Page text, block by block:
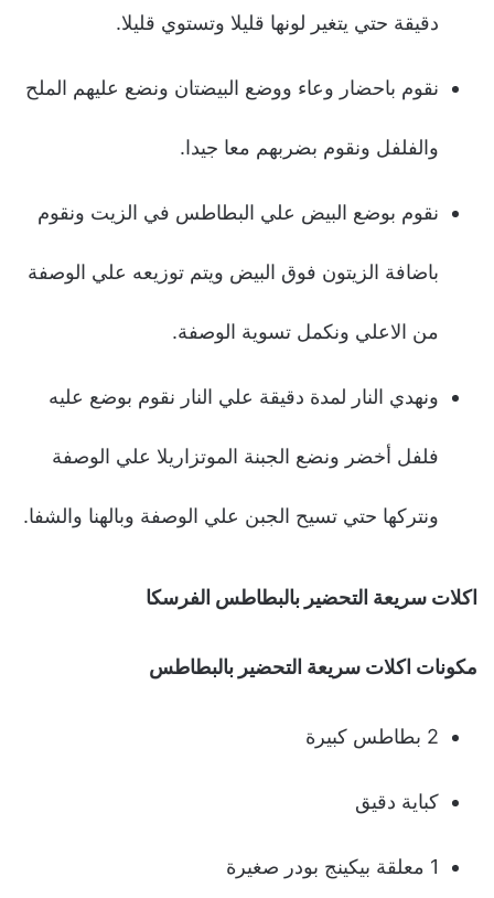
دقيقة حتي يتغير لونها قليلا وتستوي قليلا.
نقوم باحضار وعاء ووضع البيضتان ونضع عليهم الملح
والفلفل ونقوم بضربهم معا جيدا.
نقوم بوضع البيض علي البطاطس في الزيت ونقوم
باضافة الزيتون فوق البيض ويتم توزيعه علي الوصفة
من الاعلي ونكمل تسوية الوصفة.
ونهدي النار لمدة دقيقة علي النار نقوم بوضع عليه
فلفل أخضر ونضع الجبنة الموتزاريلا علي الوصفة
ونتركها حتي تسيح الجبن علي الوصفة وبالهنا والشفا.
اكلات سريعة التحضير بالبطاطس الفرسكا
مكونات اكلات سريعة التحضير بالبطاطس
2 بطاطس كبيرة
كباية دقيق
1 معلقة بيكينج بودر صغيرة